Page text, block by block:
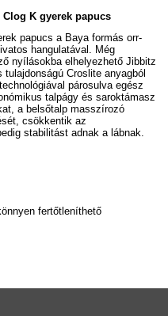
K gyerek papucs
papucs a Baya formás orr-
hangulatával. Még
nyílásokba elhelyezhető Jibbitz
Croslite anyagból
párosulva egész
talpágy és saroktámasz
a belsőtalp masszírozó
csökkentik az
stabilitást adnak a lábnak.
fertőtleníthető